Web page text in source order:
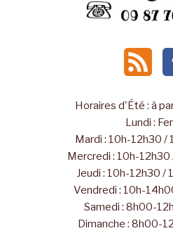
Horaires d'Été : à
Lundi :
Mardi : 10h-12h30
Mercredi : 10h-
Jeudi : 10h-12h30
Vendredi : 10h-
Samedi : 8h00-
Dimanche : 8h00-